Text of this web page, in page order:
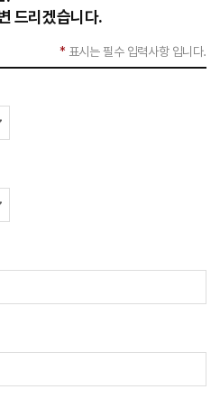
드리겠습니다.
* 표시는 필수 입력사항 입니다.